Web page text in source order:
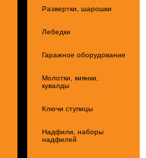
Развертки, шарошки
Лебедки
Гаражное оборудование
Молотки, киянки,
кувалды
Ключи ступицы
Надфили, наборы
надфилей